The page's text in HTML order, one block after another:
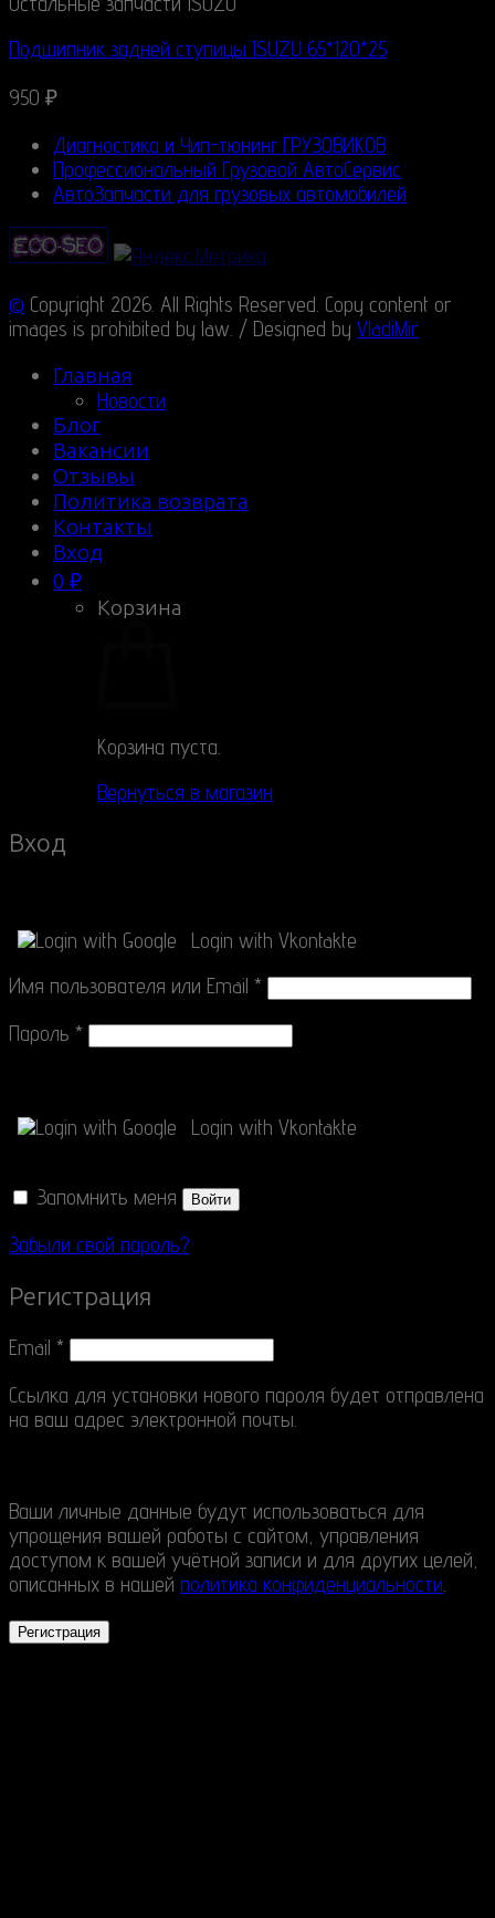
Подшипник задней ступицы ISUZU 65*120*25
950 ₽
Диагностика и Чип-тюнинг ГРУЗОВИКОВ
Профессиональный Грузовой АвтоСервис
АвтоЗапчасти для грузовых автомобилей
© Copyright 2026. All Rights Reserved. Copy content or
images is prohibited by law. / Designed by VladiMir
Главная
Новости
Блог
Вакансии
Отзывы
Политика возврата
Контакты
Вход
0 ₽
Корзина
Корзина пуста.
Вернуться в магазин
Вход
Login with Google
Login with Vkontakte
Имя пользователя или Email *
Пароль *
Login with Google
Login with Vkontakte
Запомнить меня Войти
Забыли свой пароль?
Регистрация
Email *
Ссылка для установки нового пароля будет отправлена
​​на ваш адрес электронной почты.
Ваши личные данные будут использоваться для
упрощения вашей работы с сайтом, управления
доступом к вашей учётной записи и для других целей,
описанных в нашей политика конфиденциальности
Регистрация